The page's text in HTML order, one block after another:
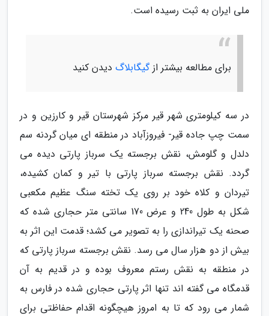
ملی ایران به ثبت رسیده است.
برای مطالعه بیشتر ازگیگابلاگ دیدن کنید
در سه کیلومتری شهر قیر مرکز شهرستان قیر و کارزین و در
سمت چپ جاده قیر- فیروزآباد در منطقه ای میان گردنه سم
دلدل و گلومش، نقش برجسته یک سرباز پارتی دیده می
گردد. نقش برجسته سرباز پارتی با تیر و کمان کشیده،
تیردان و کلاه خود بر روی یک تخته سنگ عظیم مکعبی
شکل به طول 240 و عرض 170 سانتی متر حجاری شده که
صحنه یک تیراندازی را به تصویر می کشد؛ قدمت این اثر به
بیش از دو هزار سال می رسد. نقش برجسته سرباز پارتی که
در منطقه به نقش رستم معروف بوده و در قدیم به آن
قدمگاه می گفته اند تنها اثر پارتی حجاری شده در فارس به
شمار می رود که تا به امروز هیچگونه اقدام حفاظتی برای